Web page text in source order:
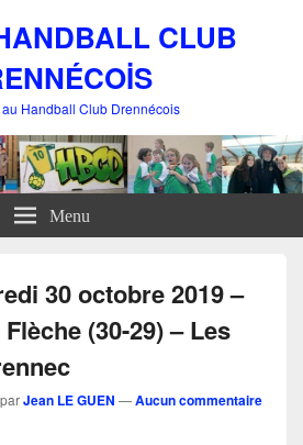
CLUB
Handball Club Drennécois
Menu
30 octobre 2019 –
(30-29) – Les
parJean LE GUEN —Aucun commentaire